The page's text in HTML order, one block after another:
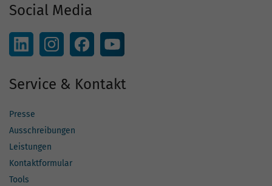
Social Media
Service & Kontakt
Presse
Ausschreibungen
Leistungen
Kontaktformular
Tools